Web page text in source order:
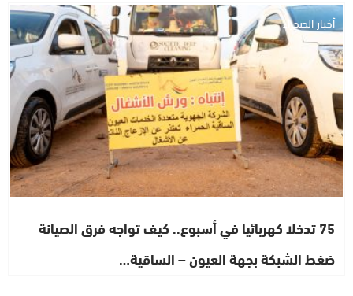
أخبار الصحراء
75 تدخلا كهربائيا في أسبوع.. كيف تواجه فرق الصيانة
ضغط الشبكة بجهة العيون – الساقية…